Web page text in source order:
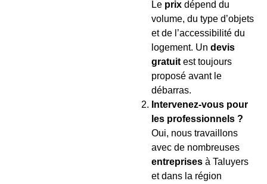
Le prix dépend du
volume, du type d’objets
et de l’accessibilité du
logement. Un devis
gratuit est toujours
proposé avant le
débarras.
Intervenez-vous pour
les professionnels ?
Oui, nous travaillons
avec de nombreuses
entreprises à Taluyers
et dans la région